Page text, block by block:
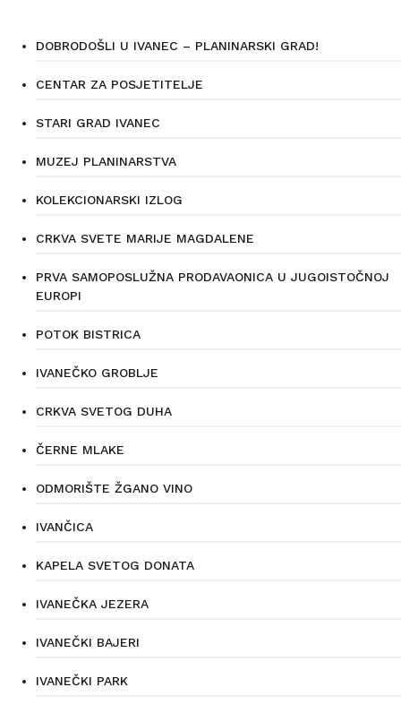
DOBRODOŠLI U IVANEC – PLANINARSKI GRAD!
CENTAR ZA POSJETITELJE
STARI GRAD IVANEC
MUZEJ PLANINARSTVA
KOLEKCIONARSKI IZLOG
CRKVA SVETE MARIJE MAGDALENE
PRVA SAMOPOSLUŽNA PRODAVAONICA U JUGOISTOČNOJ
EUROPI
POTOK BISTRICA
IVANEČKO GROBLJE
CRKVA SVETOG DUHA
ČERNE MLAKE
ODMORIŠTE ŽGANO VINO
IVANČICA
KAPELA SVETOG DONATA
IVANEČKA JEZERA
IVANEČKI BAJERI
IVANEČKI PARK